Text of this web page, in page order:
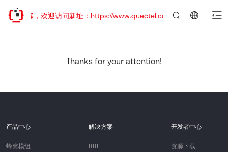
址已迁移，欢迎访问新址：https://www.quectel.com.cn
Thanks for your attention!
产品中心
蜂窝模组
解决方案
DTU
开发者中心
资源下载